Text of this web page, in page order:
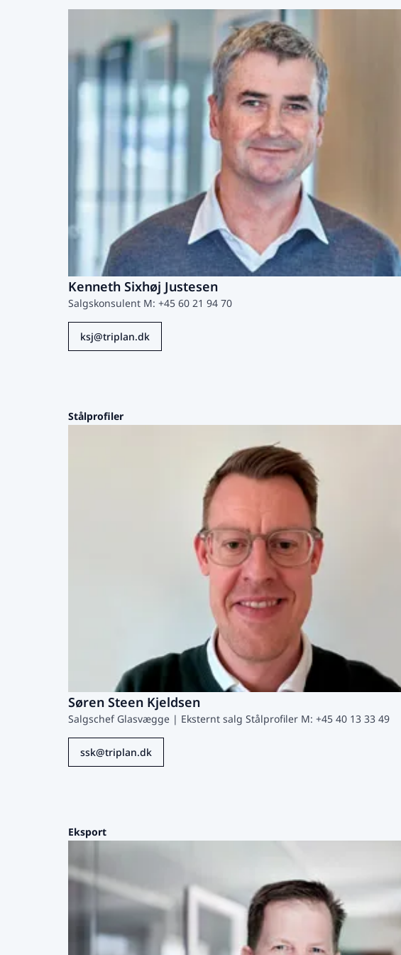
Kenneth Sixhøj Justesen
Salgskonsulent M: +45 60 21 94 70
ksj@triplan.dk
Stålprofiler
Søren Steen Kjeldsen
Salgschef Glasvægge | Eksternt salg Stålprofiler M: +45 40 13 33 49
ssk@triplan.dk
Eksport